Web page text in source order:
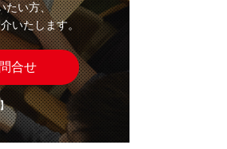
たい方、
いたします。
合せ